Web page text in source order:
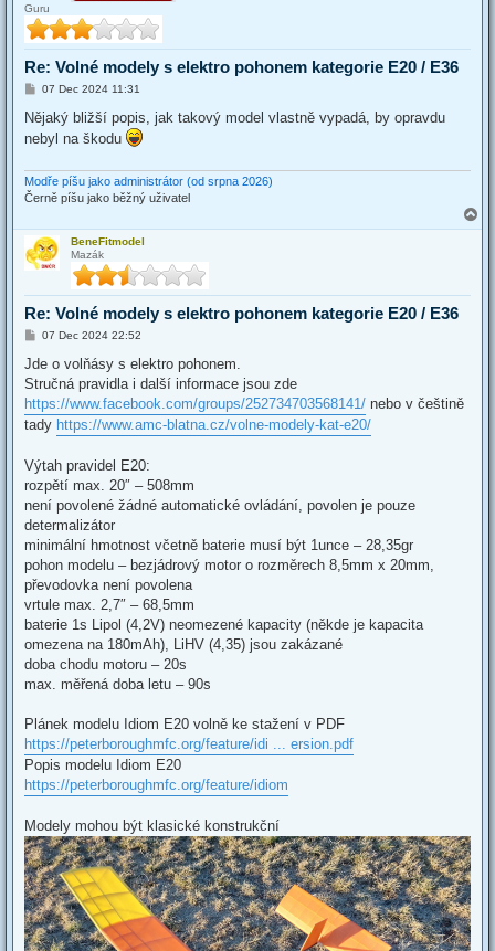
Guru
Re: Volné modely s elektro pohonem kategorie E20 / E36
P
s
07 Dec 2024 11:31
Nějaký bližší popis, jak takový model vlastně vypadá, by opravdu
nebyl na škodu
Modře píšu jako administrátor (od srpna 2026)
Černě píšu jako běžný uživatel
o
BeneFitmodel
Mazák
Re: Volné modely s elektro pohonem kategorie E20 / E36
P
s
07 Dec 2024 22:52
Jde o volňásy s elektro pohonem.
Stručná pravidla i další informace jsou zde
https://www.facebook.com/groups/252734703568141/ nebo v češtině
tady https://www.amc-blatna.cz/volne-modely-kat-e20/
Výtah pravidel E20:
rozpětí max. 20″ – 508mm
není povolené žádné automatické ovládání, povolen je pouze
determalizátor
minimální hmotnost včetně baterie musí být 1unce – 28,35gr
pohon modelu – bezjádrový motor o rozměrech 8,5mm x 20mm,
převodovka není povolena
vrtule max. 2,7″ – 68,5mm
baterie 1s Lipol (4,2V) neomezené kapacity (někde je kapacita
omezena na 180mAh), LiHV (4,35) jsou zakázané
doba chodu motoru – 20s
max. měřená doba letu – 90s
Plánek modelu Idiom E20 volně ke stažení v PDF
https://peterboroughmfc.org/feature/idi ... ersion.pdf
Popis modelu Idiom E20
https://peterboroughmfc.org/feature/idiom
Modely mohou být klasické konstrukční